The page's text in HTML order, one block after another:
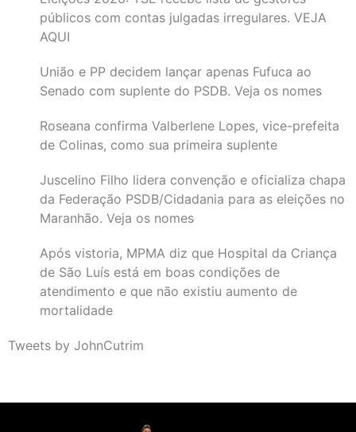
públicos com contas julgadas irregulares. VEJA
AQUI
União e PP decidem lançar apenas Fufuca ao
Senado com suplente do PSDB. Veja os nomes
Roseana confirma Valberlene Lopes, vice-prefeita
de Colinas, como sua primeira suplente
Juscelino Filho lidera convenção e oficializa chapa
da Federação PSDB/Cidadania para as eleições no
Maranhão. Veja os nomes
Após vistoria, MPMA diz que Hospital da Criança
de São Luís está em boas condições de
atendimento e que não existiu aumento de
mortalidade
Tweets by JohnCutrim